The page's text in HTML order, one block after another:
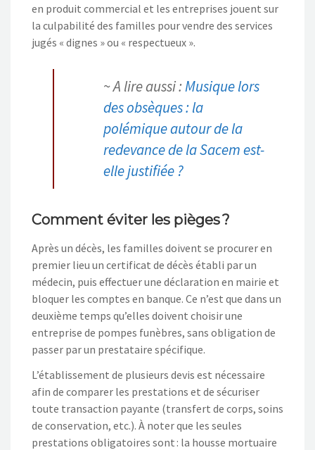
en produit commercial et les entreprises jouent sur
la culpabilité des familles pour vendre des services
jugés « dignes » ou « respectueux ».
~ A lire aussi :Musique lors
des obsèques : la
polémique autour de la
redevance de la Sacem est-
elle justifiée ?
Comment éviter les pièges ?
Après un décès, les familles doivent se procurer en
premier lieu un certificat de décès établi par un
médecin, puis effectuer une déclaration en mairie et
bloquer les comptes en banque. Ce n’est que dans un
deuxième temps qu’elles doivent choisir une
entreprise de pompes funèbres, sans obligation de
passer par un prestataire spécifique.
L’établissement de plusieurs devis est nécessaire
afin de comparer les prestations et de sécuriser
toute transaction payante (transfert de corps, soins
de conservation, etc.). À noter que les seules
prestations obligatoires sont : la housse mortuaire